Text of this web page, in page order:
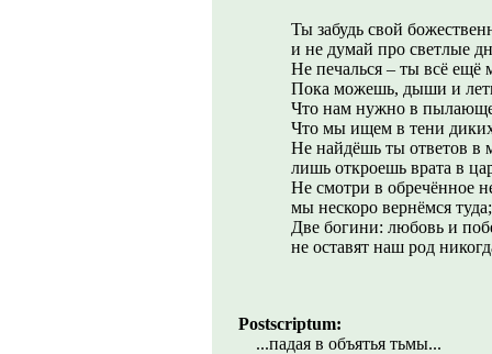
Ты забудь свой
и не думай про светлые
Не печалься – ты всё ещё
Пока можешь, дыши и
Что нам нужно в
Что мы ищем в тени диких
Не найдёшь ты ответов в
лишь откроешь врата в
Не смотри в обречённое
мы нескоро вернёмся туда;
Две богини: любовь и
не оставят наш род
Postscriptum:
...падая в объятья тьмы...